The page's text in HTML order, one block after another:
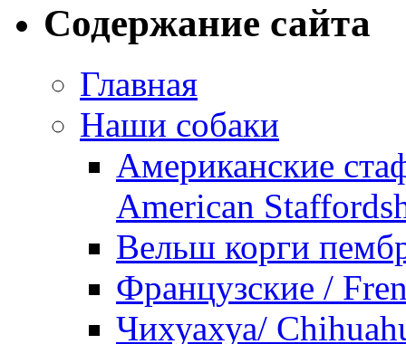
Содержание сайта
Главная
Наши собаки
Американские
American
Вельш корги
Французские /
Чихуахуа/